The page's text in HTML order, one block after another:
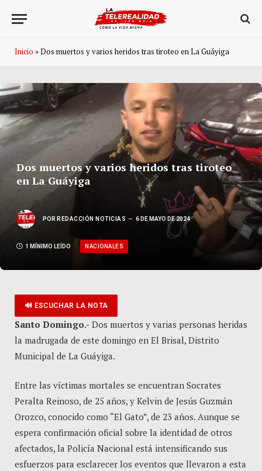
Inicio »Dos muertos y varios heridos tras tiroteo en La Guáyiga
Dos muertos y varios heridos tras tiroteo
en La Guáyiga
POR REDACCIÓN NOTICIAS 6 DE MAYO DE 2024
1 MÍNIMO LEÍDO NACIONALES
🔊 ESCUCHAR LA NOTA
Santo Domingo.- Dos muertos y varias personas heridas
la madrugada de este domingo en El Brisal, Distrito
Municipal de La Guáyiga.
Entre las víctimas mortales se encuentran Socrates
Peralta Reinoso, de 25 años, y Kelvin de Jesús Guzmán
Orozco, conocido como “El Gato”, de 23 años. Aunque se
espera confirmación oficial sobre la identidad de otros
afectados, la Policía Nacional está intensificando sus
esfuerzos para esclarecer los eventos que llevaron a esta